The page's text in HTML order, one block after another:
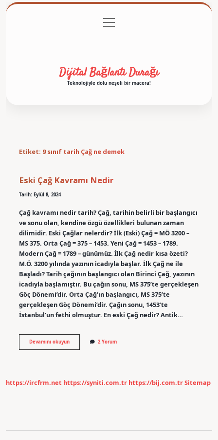
Gizlilik Politikası
menüyü
aç
Dijital Bağlantı Durağı
Teknolojiyle dolu neşeli bir macera!
Etiket: 9 sınıf tarih Çağ ne demek
Eski Çağ Kavramı Nedir
Tarih: Eylül 8, 2024
Çağ kavramı nedir tarih? Çağ, tarihin belirli bir başlangıcı
ve sonu olan, kendine özgü özellikleri bulunan zaman
dilimidir. Eski Çağlar nelerdir? İlk (Eski) Çağ = MÖ 3200 –
MS 375. Orta Çağ = 375 – 1453. Yeni Çağ = 1453 – 1789.
Modern Çağ = 1789 – günümüz. İlk Çağ nedir kısa özeti?
M.Ö. 3200 yılında yazının icadıyla başlar. İlk Çağ ne ile
Başladı? Tarih çağının başlangıcı olan Birinci Çağ, yazının
icadıyla başlamıştır. Bu çağın sonu, MS 375’te gerçekleşen
Göç Dönemi’dir. Orta Çağ’ın başlangıcı, MS 375’te
gerçekleşen Göç Dönemi’dir. Çağın sonu, 1453’te
İstanbul’un fethi olmuştur. En eski Çağ nedir? Antik…
Devamını okuyunEski
Çağ
2 Yorum
https://ircfrm.net https://syniti.com.tr https://bij.com.trSitemap